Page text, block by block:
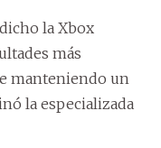
la Xbox
más
manteniendo un
la especializada